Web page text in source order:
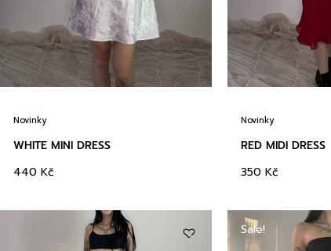
Novinky
WHITE MINI DRESS
440 Kč
Novinky
RED MIDI DRESS
350 Kč
Sale!